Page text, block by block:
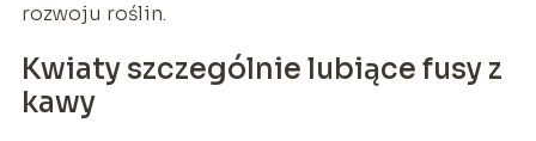
rozwoju roślin.
Kwiaty szczególnie lubiące fusy z
kawy